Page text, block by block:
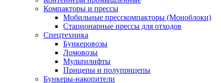
Компакторы и прессы
Мобильные пресскомпакторы (Моноблоки)
Стационарные прессы для отходов
Спецтехника
Бункеровозы
Ломовозы
Мультилифты
Прицепы и полуприцепы
Бункеры-накопители